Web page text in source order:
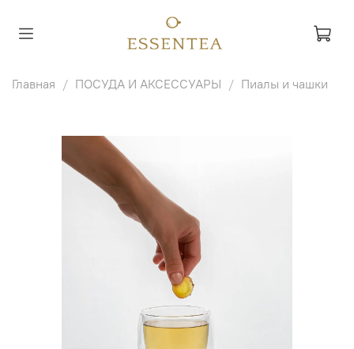
Главная ПОСУДА И АКСЕССУАРЫ Пиалы и чашки